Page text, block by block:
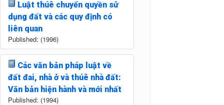
Luật thúê chuyển quyền sử
dụng đất và các quy định có
liên quan
Published: (1996)
Các văn bản pháp luật về
đất đai, nhà ở và thúê nhà đất:
Văn bản hiện hành và mới nhất
Published: (1994)